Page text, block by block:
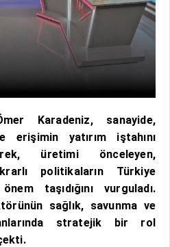
Karadeniz, sanayide,
erişimin yatırım iştahını
üretimi önceleyen,
politikaların Türkiye
taşıdığını vurguladı.
sağlık, savunma ve
stratejik bir rol